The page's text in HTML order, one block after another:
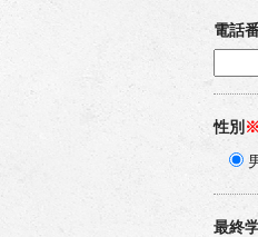
電話
性別
最終